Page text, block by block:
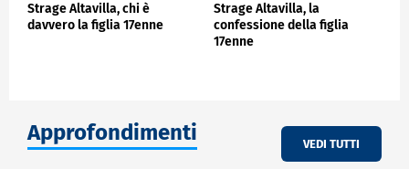
Strage Altavilla, chi è
davvero la figlia 17enne
Strage Altavilla, la
confessione della figlia
17enne
Approfondimenti VEDI TUTTI